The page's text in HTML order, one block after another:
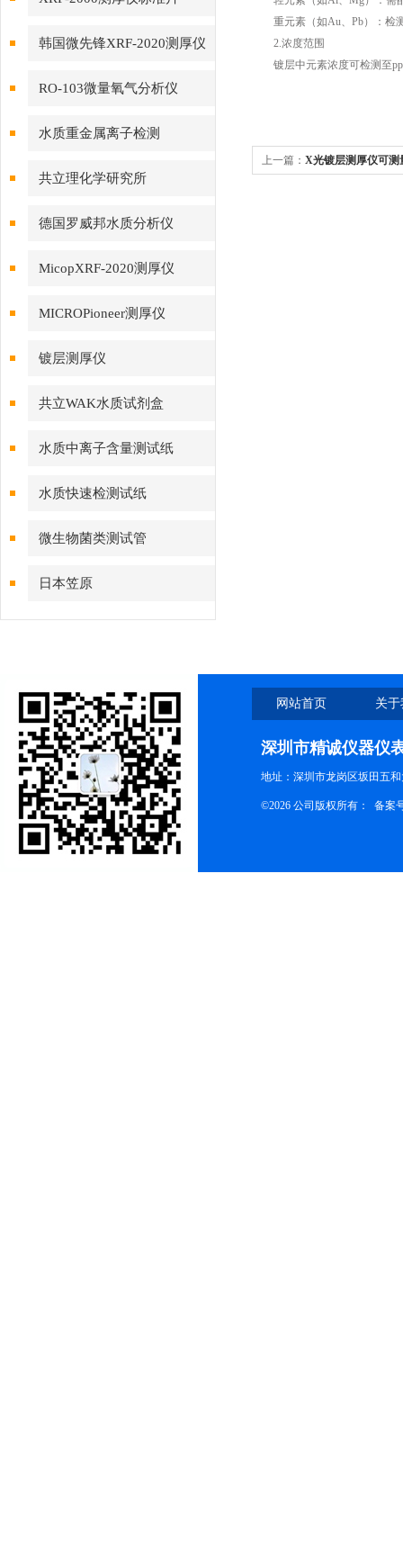
韩国微先锋XRF-2020测厚仪
RO-103微量氧气分析仪
水质重金属离子检测
共立理化学研究所
德国罗威邦水质分析仪
MicopXRF-2020测厚仪
MICROPioneer测厚仪
镀层测厚仪
共立WAK水质试剂盒
水质中离子含量测试纸
水质快速检测试纸
微生物菌类测试管
日本笠原
重元素（如Au、Pb）：检
2.浓度范围
镀层中元素浓度可检测至
上一篇： X光镀层测厚仪可测
网站首页 关
深圳市精诚仪器仪
地址：深圳市龙岗区坂田五
©2026 公司版权所有： 备案